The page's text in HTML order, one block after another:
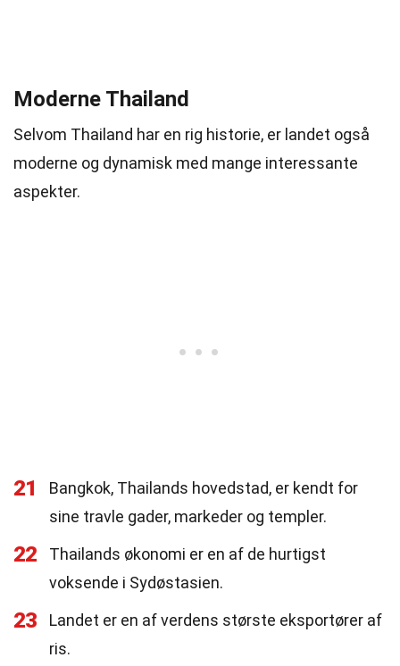
Moderne Thailand
Selvom Thailand har en rig historie, er landet også
moderne og dynamisk med mange interessante
aspekter.
21
Bangkok, Thailands hovedstad, er kendt for
sine travle gader, markeder og templer.
22
Thailands økonomi er en af de hurtigst
voksende i Sydøstasien.
23
Landet er en af verdens største eksportører af
ris.